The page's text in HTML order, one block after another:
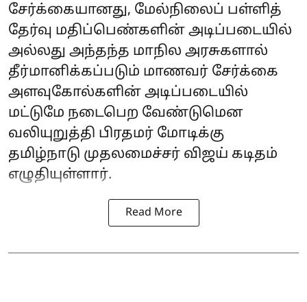
சேர்க்கையானது, மேல்நிலைப் பள்ளித்
தேர்வு மதிப்பெண்களின் அடிப்படையில்
அல்லது அந்தந்த மாநில அரசுகளால்
தீர்மானிக்கப்படும் மாணவர் சேர்க்கை
அளவுகோல்களின் அடிப்படையில்
மட்டுமே நடைபெற வேண்டுமென
வலியுறுத்தி பிரதமர் மோடிக்கு
தமிழ்நாடு முதலமைச்சர் விஜய் கடிதம்
எழுதியுள்ளார்.
Read More